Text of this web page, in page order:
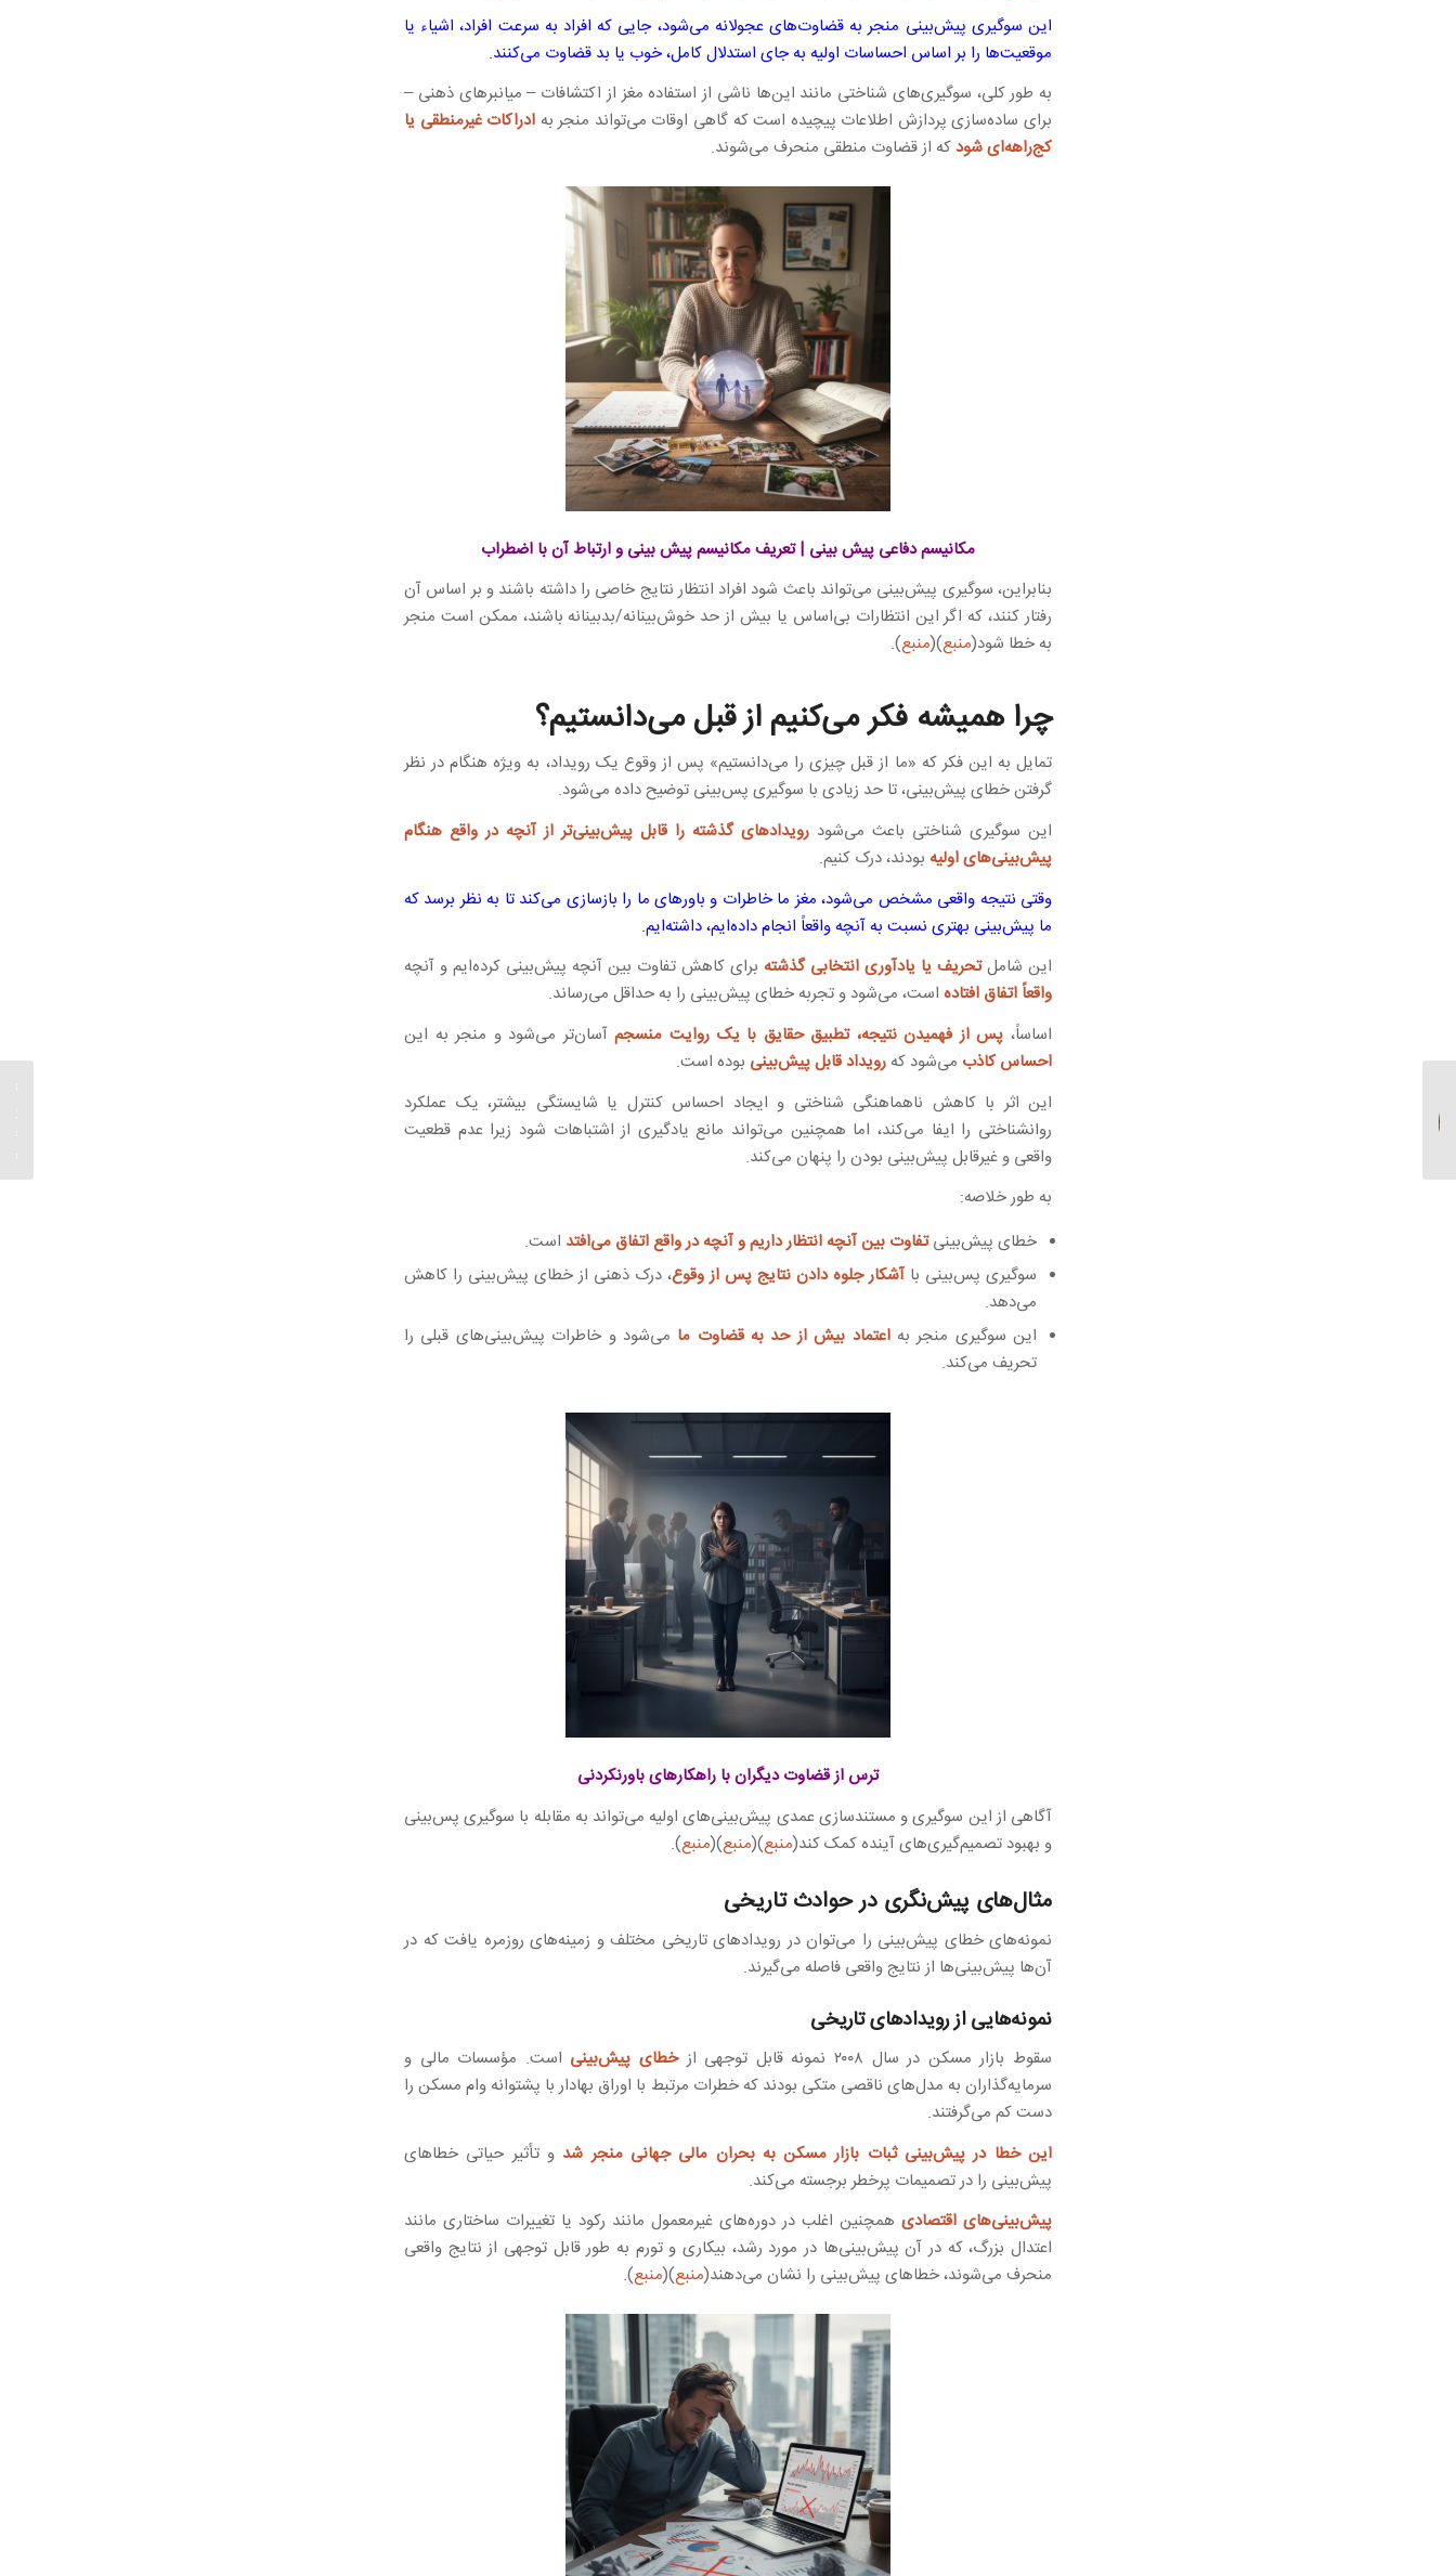
این سوگیری پیش‌بینی منجر به قضاوت‌های عجولانه می‌شود، جایی که افراد به سرعت افراد، اشیاء یا
موقعیت‌ها را بر اساس احساسات اولیه به جای استدلال کامل، خوب یا بد قضاوت می‌کنند.
به طور کلی، سوگیری‌های شناختی مانند این‌ها ناشی از استفاده مغز از اکتشافات – میانبرهای ذهنی –
برای ساده‌سازی پردازش اطلاعات پیچیده است که گاهی اوقات می‌تواند منجر به ادراکات غیرمنطقی یا
کج‌راهه‌ای شودکه از قضاوت منطقی منحرف می‌شوند.
مکانیسم دفاعی پیش بینی | تعریف مکانیسم پیش بینی و ارتباط آن با اضطراب
بنابراین، سوگیری پیش‌بینی می‌تواند باعث شود افراد انتظار نتایج خاصی را داشته باشند و بر اساس آن
رفتار کنند، که اگر این انتظارات بی‌اساس یا بیش از حد خوش‌بینانه/بدبینانه باشند، ممکن است منجر
به خطا شود(منبع)(منبع).
چرا همیشه فکر می‌کنیم از قبل می‌دانستیم؟
تمایل به این فکر که «ما از قبل چیزی را می‌دانستیم» پس از وقوع یک رویداد، به ویژه هنگام در نظر
گرفتن خطای پیش‌بینی، تا حد زیادی با سوگیری پس‌بینی توضیح داده می‌شود.
این سوگیری شناختی باعث می‌شود رویدادهای گذشته را قابل پیش‌بینی‌تر از آنچه در واقع هنگام
پیش‌بینی‌های اولیه بودند، درک کنیم.
وقتی نتیجه واقعی مشخص می‌شود، مغز ما خاطرات و باورهای ما را بازسازی می‌کند تا به نظر برسد که
ما پیش‌بینی بهتری نسبت به آنچه واقعاً انجام داده‌ایم، داشته‌ایم.
این شاملتحریف یا یادآوری انتخابی گذشته برای کاهش تفاوت بین آنچه پیش‌بینی کرده‌ایم و آنچه
واقعاً اتفاق افتاده است، می‌شود و تجربه خطای پیش‌بینی را به حداقل می‌رساند.
اساساً، پس از فهمیدن نتیجه، تطبیق حقایق با یک روایت منسجمآسان‌تر می‌شود و منجر به این
احساس کاذب می‌شود که رویداد قابل پیش‌بینی بوده است.
این اثر با کاهش ناهماهنگی شناختی و ایجاد احساس کنترل یا شایستگی بیشتر، یک عملکرد
روانشناختی را ایفا می‌کند، اما همچنین می‌تواند مانع یادگیری از اشتباهات شود زیرا عدم قطعیت
واقعی و غیرقابل پیش‌بینی بودن را پنهان می‌کند.
به طور خلاصه:
خطای پیش‌بینیتفاوت بین آنچه انتظار داریم و آنچه در واقع اتفاق می‌افتد است.
سوگیری پس‌بینی با آشکار جلوه دادن نتایج پس از وقوع، درک ذهنی از خطای پیش‌بینی را کاهش
می‌دهد.
این سوگیری منجر بهاعتماد بیش از حد به قضاوت ما می‌شود و خاطرات پیش‌بینی‌های قبلی را
تحریف می‌کند.
ترس از قضاوت دیگران با راهکارهای باورنکردنی
آگاهی از این سوگیری و مستندسازی عمدی پیش‌بینی‌های اولیه می‌تواند به مقابله با سوگیری پس‌بینی
و بهبود تصمیم‌گیری‌های آینده کمک کند(منبع)(منبع)(منبع).
مثال‌های پیش‌نگری در حوادث تاریخی
نمونه‌های خطای پیش‌بینی را می‌توان در رویدادهای تاریخی مختلف و زمینه‌های روزمره یافت که در
آن‌ها پیش‌بینی‌ها از نتایج واقعی فاصله می‌گیرند.
نمونه‌هایی از رویدادهای تاریخی
سقوط بازار مسکن در سال ۲۰۰۸ نمونه قابل توجهی از خطای پیش‌بینی است. مؤسسات مالی و
سرمایه‌گذاران به مدل‌های ناقصی متکی بودند که خطرات مرتبط با اوراق بهادار با پشتوانه وام مسکن را
دست کم می‌گرفتند.
این خطا در پیش‌بینی ثبات بازار مسکن به بحران مالی جهانی منجر شد و تأثیر حیاتی خطاهای
پیش‌بینی را در تصمیمات پرخطر برجسته می‌کند.
پیش‌بینی‌های اقتصادی همچنین اغلب در دوره‌های غیرمعمول مانند رکود یا تغییرات ساختاری مانند
اعتدال بزرگ، که در آن پیش‌بینی‌ها در مورد رشد، بیکاری و تورم به طور قابل توجهی از نتایج واقعی
منحرف می‌شوند، خطاهای پیش‌بینی را نشان می‌دهند(منبع)(منبع).
اثر